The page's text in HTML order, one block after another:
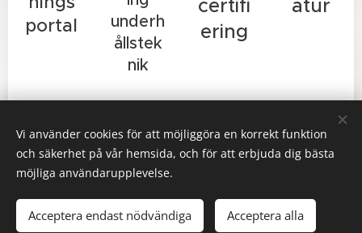
portal
underh
ållstek
nik
certifi
ering
atur
Riksorganisationen Svenskt Underhåll, Gustavslundsvägen 143,
167 51 Bromma
© Copyright 2025. Svenskt Underhåll AB. All Rights Reserved.
Cookies
Vi använder cookies för att möjliggöra en korrekt funktion
och säkerhet på vår hemsida, och för att erbjuda dig bästa
möjliga användarupplevelse.
Acceptera endast nödvändiga Acceptera alla